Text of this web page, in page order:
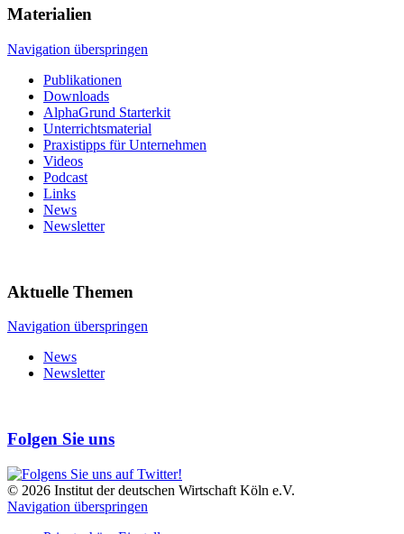
Materialien
Navigation überspringen
Publikationen
Downloads
AlphaGrund Starterkit
Unterrichtsmaterial
Praxistipps für Unternehmen
Videos
Podcast
Links
News
Newsletter
Aktuelle Themen
Navigation überspringen
News
Newsletter
Folgen Sie uns
© 2026 Institut der deutschen Wirtschaft Köln e.V.
Navigation überspringen